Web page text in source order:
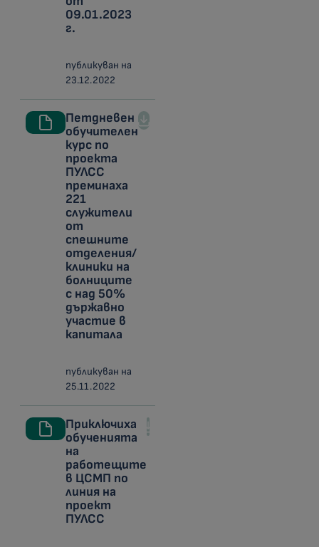
09.01.2023
г.
публикуван на
23.12.2022
Петдневен
обучителен
курс по
проекта
ПУЛСС
преминаха
221
служители
от
спешните
отделения/
клиники на
болниците
с над 50%
държавно
участие в
капитала
публикуван на
25.11.2022
Приключиха
обученията
на
работещите
в ЦСМП по
линия на
проект
ПУЛСС